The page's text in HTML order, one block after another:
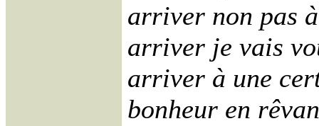
arriver non pas
arriver je vais
arriver à une
bonheur en